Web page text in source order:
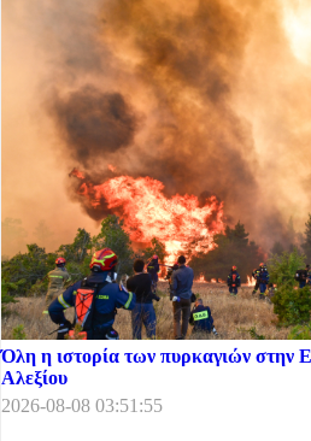
Όλη η ιστορία των πυρκαγιών στην
Αλεξίου
2026-08-08 03:51:55